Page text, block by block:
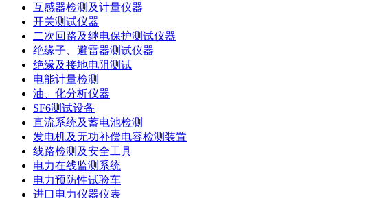
互感器检测及计量仪器
开关测试仪器
二次回路及继电保护测试仪器
绝缘子、避雷器测试仪器
绝缘及接地电阻测试
电能计量检测
油、化分析仪器
SF6测试设备
直流系统及蓄电池检测
发电机及无功补偿电容检测装置
线路检测及安全工具
电力在线监测系统
电力预防性试验车
进口电力仪器仪表